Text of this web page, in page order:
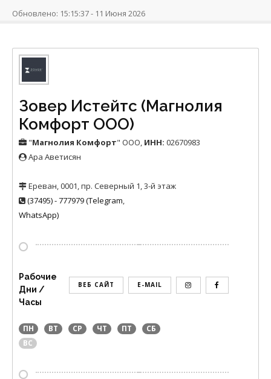
Обновлено: 15:15:37 - 11 Июня 2026
Зовер Истейтс (Магнолия
Комфорт ООО)
"Магнолия Комфорт" ООО, ИНН: 02670983
Ара Аветисян
Ереван, 0001, пр. Северный 1, 3-й этаж
(37495) - 777979 (Telegram,
WhatsApp)
E-MAIL
ВЕБ САЙТ
Рабочие
Дни /
Часы
ПН ВТ СР ЧТ ПТ
СБ
ВС